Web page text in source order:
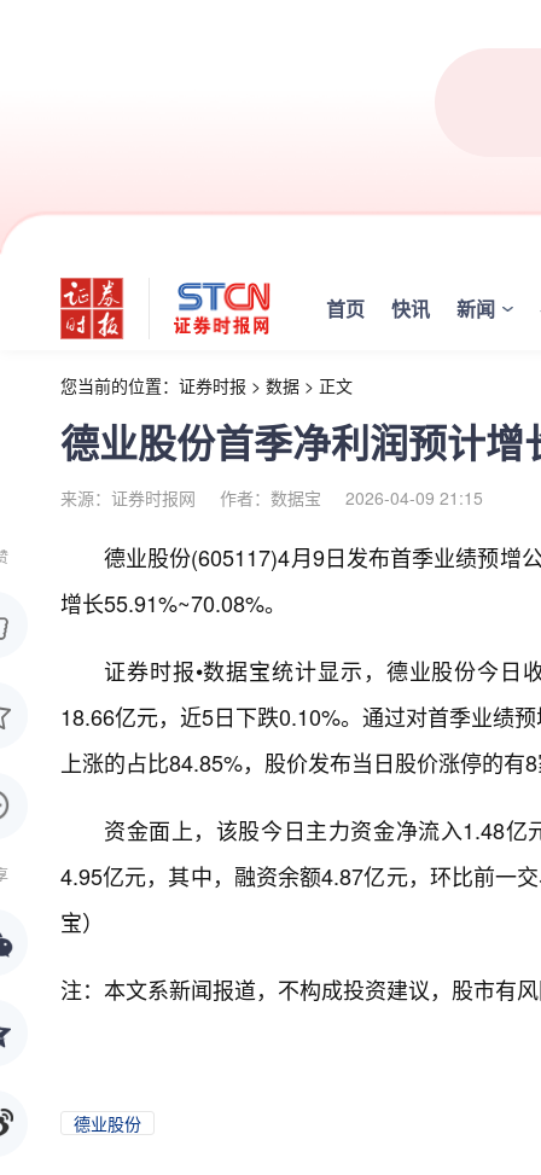
首页 快讯 新闻
您当前的位置： 证券时报 > 数据 > 正文
德业股份首季净利润预计
来源：证券时报网 作者：数据宝 2026-04-09 21:15
德业股份(605117)4月9日发布首季业绩预增
增长55.91%~70.08%。
证券时报•数据宝统计显示，德业股份今日
18.66亿元，近5日下跌0.10%。通过对首季业绩
上涨的占比84.85%，股价发布当日股价涨停的
资金面上，该股今日主力资金净流入1.48
4.95亿元，其中，融资余额4.87亿元，环比前一
宝）
注：本文系新闻报道，不构成投资建议，股市有
德业股份